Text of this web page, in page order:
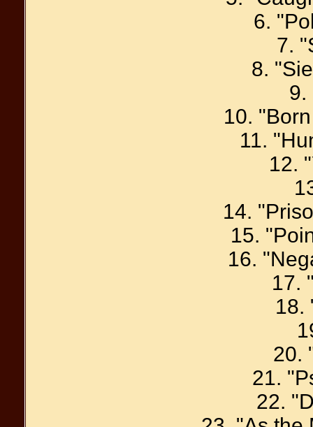
6.
7.
8.
9.
10.
11.
12.
14.
15.
16.
17.
18.
20.
21.
22.